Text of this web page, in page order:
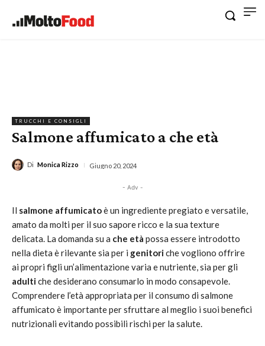
TRUCCHI E CONSIGLI
Salmone affumicato a che età
Di Monica Rizzo Giugno 20, 2024
- Adv -
Il salmone affumicatoè un ingrediente pregiato e versatile,
amato da molti per il suo sapore ricco e la sua texture
delicata. La domanda su a che età possa essere introdotto
nella dieta è rilevante sia per i genitoriche vogliono offrire
ai propri figli un’alimentazione varia e nutriente, sia per gli
adultiche desiderano consumarlo in modo consapevole.
Comprendere l’età appropriata per il consumo di salmone
affumicato è importante per sfruttare al meglio i suoi benefici
nutrizionali evitando possibili rischi per la salute.